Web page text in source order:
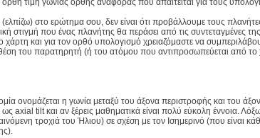
τιμή γωνίας ορθής αναφοράς που απαιτείται για τους
στο ερώτημα σου, δεν είναι ότι προβάλλουμε τους
στιγμή που ένας πλανήτης θα περάσει από τις συντεταγμένες
και για τον ορθό υπολογισμό χρειαζόμαστε να
του παρατηρητή (ή του ατόμου που αντιπροσωπεύεται από
ονομάζεται η γωνία μεταξύ του άξονα περιστροφής και του
axial tilt και αν ξέρεις μαθηματικά είναι πολύ εύκολη έννοια.
τροχιά του Ήλιου) σε σχέση με τον Ισημερινό (που είναι